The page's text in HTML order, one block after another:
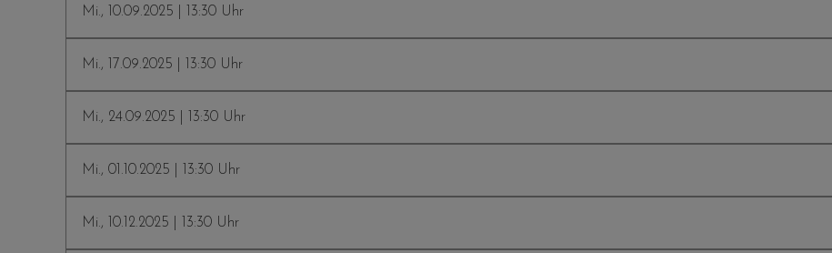
Mi., 10.09.2025 | 13:30 Uhr
Mi., 17.09.2025 | 13:30 Uhr
Mi., 24.09.2025 | 13:30 Uhr
Mi., 01.10.2025 | 13:30 Uhr
Mi., 10.12.2025 | 13:30 Uhr